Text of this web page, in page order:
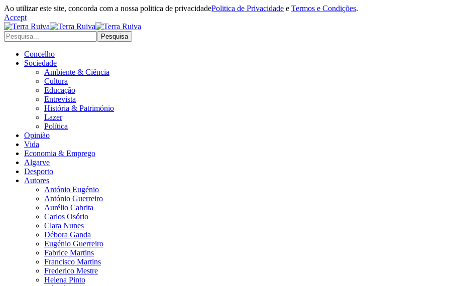
Ao utilizar este site, concorda com a nossa politica de privacidadePolitica de Privacidade e Termos e Condições.
Accept
Concelho
Sociedade
Ambiente & Ciência
Cultura
Educação
Entrevista
História & Património
Lazer
Política
Opinião
Vida
Economia & Emprego
Algarve
Desporto
Autores
António Eugénio
António Guerreiro
Aurélio Cabrita
Carlos Osório
Clara Nunes
Débora Ganda
Eugénio Guerreiro
Fabrice Martins
Francisco Martins
Frederico Mestre
Helena Pinto